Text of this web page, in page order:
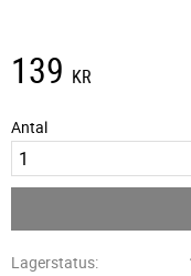
139 KR
Antal
Lagerstatus